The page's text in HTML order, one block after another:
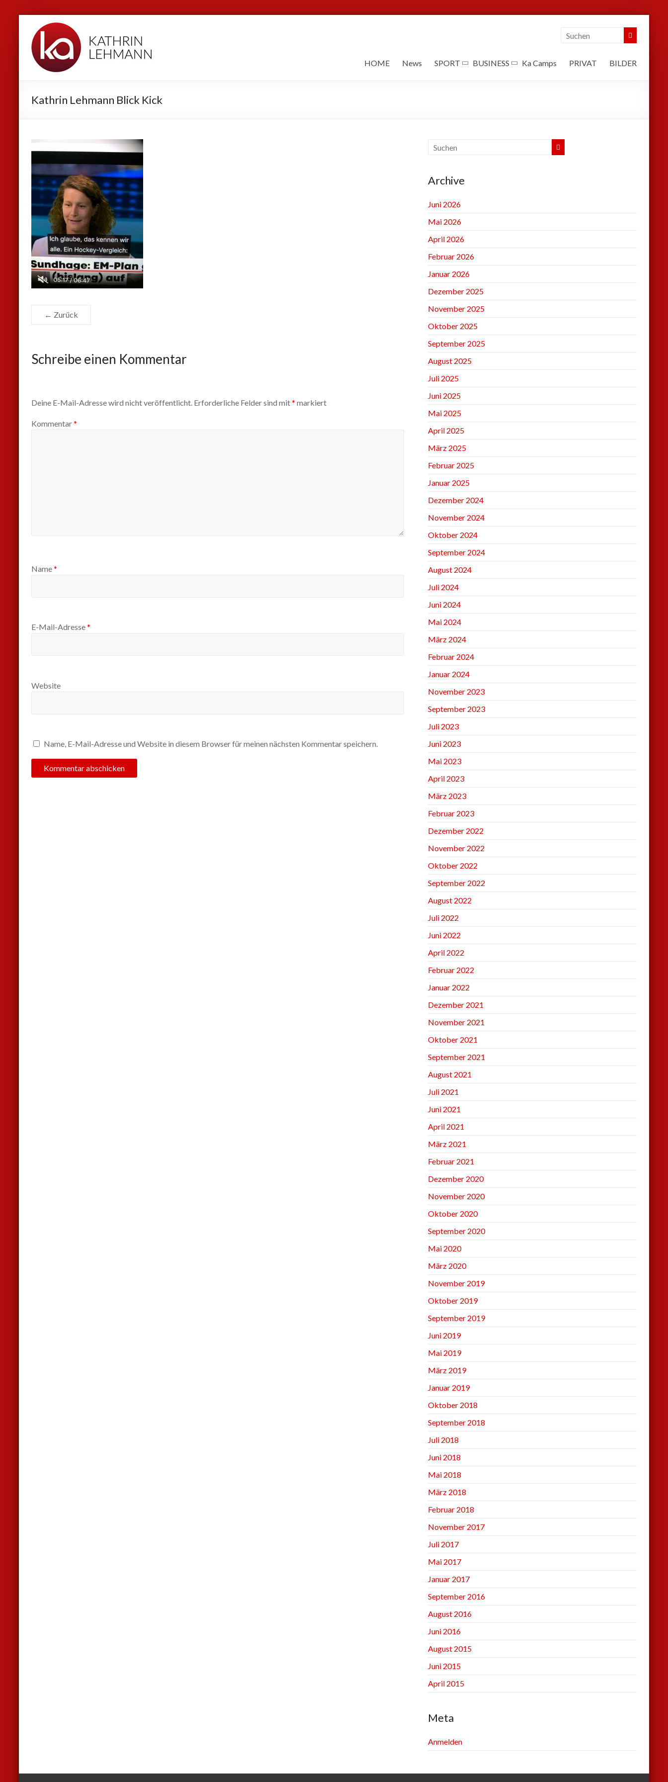
Inhalt
springen
Kathrin
Lehmann
Sport
Business
HOME News SPORT BUSINESS Ka Camps PRIVAT BILDER
Kathrin Lehmann Blick Kick
← Zurück
Schreibe einen Kommentar
Deine E-Mail-Adresse wird nicht veröffentlicht. Erforderliche Felder sind mit* markiert
Kommentar*
Name*
E-Mail-Adresse*
Website
Name, E-Mail-Adresse und Website in diesem Browser für meinen nächsten Kommentar speichern.
Archive
Juni 2026
Mai 2026
April 2026
Februar 2026
Januar 2026
Dezember 2025
November 2025
Oktober 2025
September 2025
August 2025
Juli 2025
Juni 2025
Mai 2025
April 2025
März 2025
Februar 2025
Januar 2025
Dezember 2024
November 2024
Oktober 2024
September 2024
August 2024
Juli 2024
Juni 2024
Mai 2024
März 2024
Februar 2024
Januar 2024
November 2023
September 2023
Juli 2023
Juni 2023
Mai 2023
April 2023
März 2023
Februar 2023
Dezember 2022
November 2022
Oktober 2022
September 2022
August 2022
Juli 2022
Juni 2022
April 2022
Februar 2022
Januar 2022
Dezember 2021
November 2021
Oktober 2021
September 2021
August 2021
Juli 2021
Juni 2021
April 2021
März 2021
Februar 2021
Dezember 2020
November 2020
Oktober 2020
September 2020
Mai 2020
März 2020
November 2019
Oktober 2019
September 2019
Juni 2019
Mai 2019
März 2019
Januar 2019
Oktober 2018
September 2018
Juli 2018
Juni 2018
Mai 2018
März 2018
Februar 2018
November 2017
Juli 2017
Mai 2017
Januar 2017
September 2016
August 2016
Juni 2016
August 2015
Juni 2015
April 2015
Meta
Anmelden